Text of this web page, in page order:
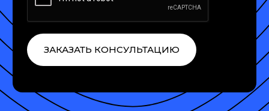
ЗАКАЗАТЬ КОНСУЛЬТАЦИЮ